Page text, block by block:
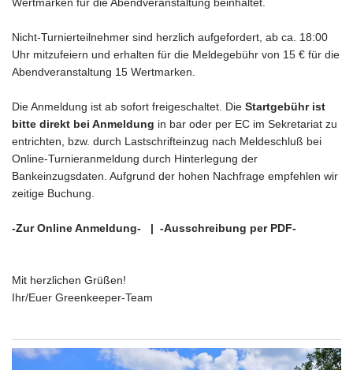
Nicht-Turnierteilnehmer sind herzlich aufgefordert, ab ca. 18:00
Uhr mitzufeiern und erhalten für die Meldegebühr von 15 € für die
Abendveranstaltung 15 Wertmarken.
Die Anmeldung ist ab sofort freigeschaltet. Die Startgebühr ist
bitte direkt bei Anmeldung in bar oder per EC im Sekretariat zu
entrichten, bzw. durch Lastschrifteinzug nach Meldeschluß bei
Online-Turnieranmeldung durch Hinterlegung der
Bankeinzugsdaten. Aufgrund der hohen Nachfrage empfehlen wir
zeitige Buchung.
-Zur Online Anmeldung- | -Ausschreibung per PDF-
Mit herzlichen Grüßen!
Ihr/Euer Greenkeeper-Team